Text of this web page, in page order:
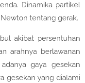
Dinamika partikel
tentang gerak.
akibat persentuhan
arahnya berlawanan
gaya gesekan
gesekan yang dialami